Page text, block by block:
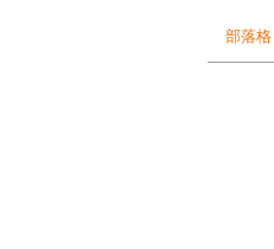
部落格